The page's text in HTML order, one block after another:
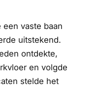
vaste baan
uitstekend.
ontdekte,
en volgde
stelde het